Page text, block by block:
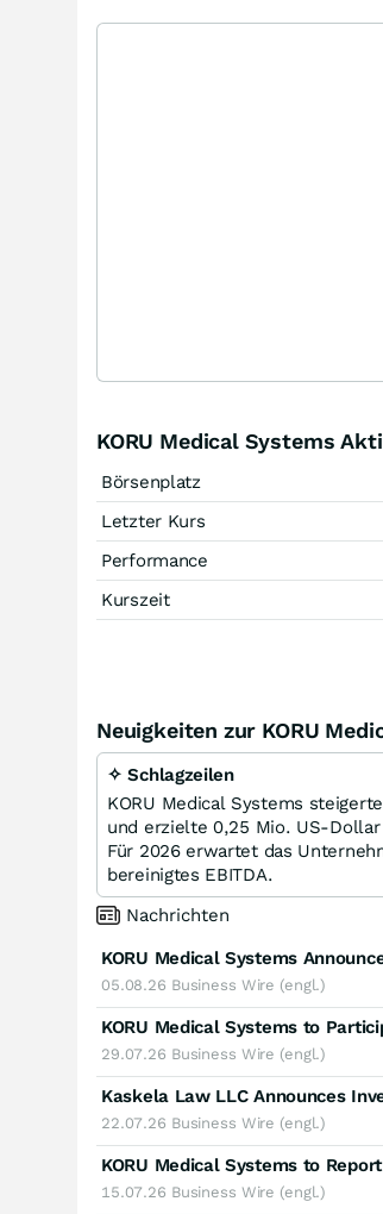
KORU Medical Systems
Börsenplatz
Letzter Kurs
Performance
Kurszeit
Neuigkeiten zur KORU
✧ Schlagzeilen
KORU Medical Systems
und erzielte 0,25 Mio. US-
Für 2026 erwartet das
bereinigtes EBITDA.
Nachrichten
05.08.26 Business Wire (engl.)
KORU Medical Systems to
29.07.26 Business Wire (engl.)
22.07.26 Business Wire (engl.)
KORU Medical Systems to
15.07.26 Business Wire (engl.)